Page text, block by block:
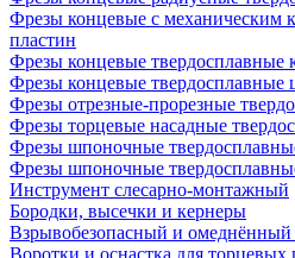
Фрезы концевые с механическим
пластин
Фрезы концевые твердосплавные
Фрезы концевые твердосплавные
Фрезы отрезные-прорезные
Фрезы торцевые насадные
Фрезы шпоночные
Фрезы шпоночные
Инструмент слесарно-монтажный
Бородки, высечки и кернеры
Взрывобезопасный и омеднённый
Воротки и оснаcтка для торцевых